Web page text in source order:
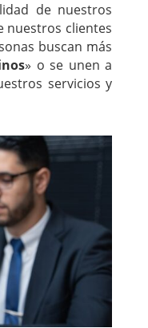
de nuestros
nuestros clientes
buscan más
» o se unen a
servicios y